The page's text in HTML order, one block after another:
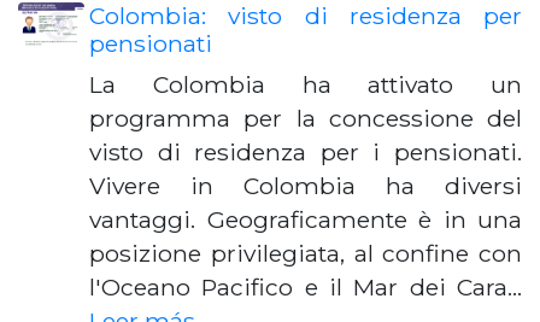
Colombia: visto di residenza per
pensionati
La Colombia ha attivato un
programma per la concessione del
visto di residenza per i pensionati.
Vivere in Colombia ha diversi
vantaggi. Geograficamente è in una
posizione privilegiata, al confine con
l'Oceano Pacifico e il Mar dei Cara…